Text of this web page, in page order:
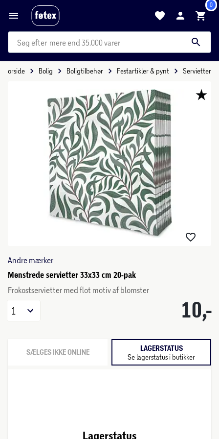
0
mere end 35.000 varer
Forside Bolig Boligtilbehør Festartikler & pynt Servietter
Andre mærker
Mønstrede servietter 33x33 cm 20-pak
Frokostservietter med flot motiv af blomster
10,-
1
SÆLGES IKKE ONLINE LAGERSTATUS
Se lagerstatus i butikker
Lagerstatus